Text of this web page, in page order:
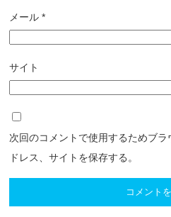
メール*
サイト
次回のコメントで使用するためブ
ドレス、サイトを保存する。